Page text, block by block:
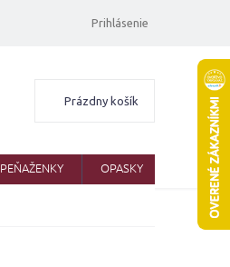
Prihlásenie
Nákupný
Prázdny košík
PEŇAŽENKY OPASKY ŠATKY